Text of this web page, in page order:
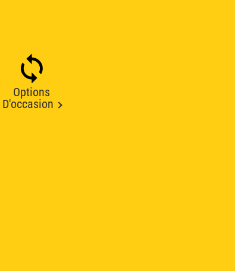
Options
D'occasion